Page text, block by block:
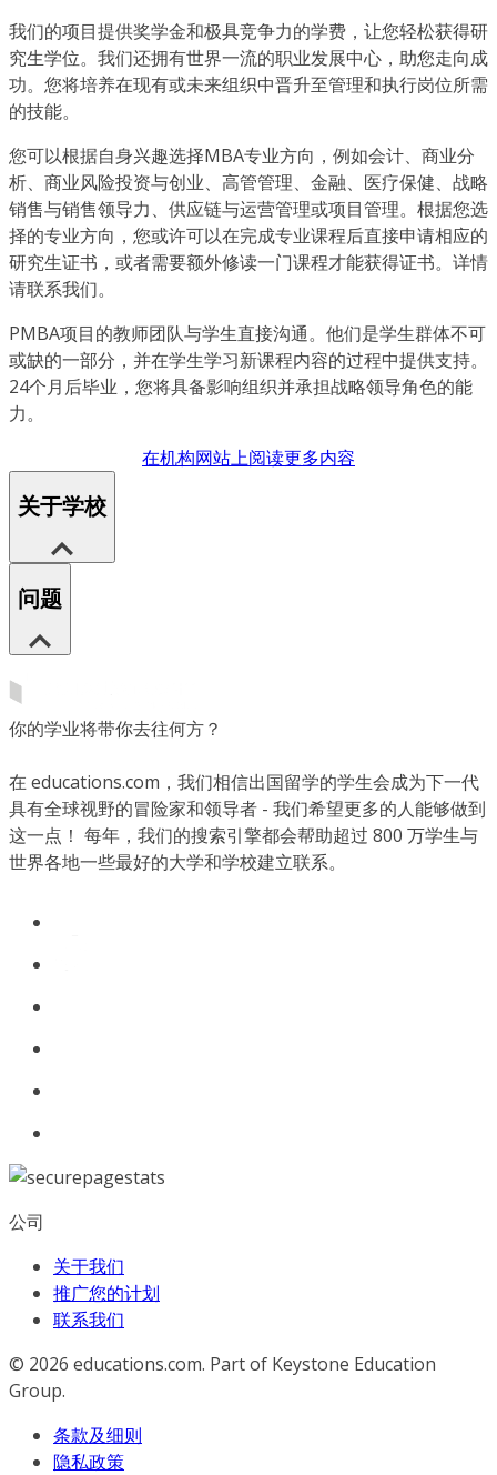
我们的项目提供奖学金和极具竞争力的学费，让您轻松获得研
究生学位。我们还拥有世界一流的职业发展中心，助您走向成
功。您将培养在现有或未来组织中晋升至管理和执行岗位所需
的技能。
您可以根据自身兴趣选择MBA专业方向，例如会计、商业分
析、商业风险投资与创业、高管管理、金融、医疗保健、战略
销售与销售领导力、供应链与运营管理或项目管理。根据您选
择的专业方向，您或许可以在完成专业课程后直接申请相应的
研究生证书，或者需要额外修读一门课程才能获得证书。详情
请联系我们。
PMBA项目的教师团队与学生直接沟通。他们是学生群体不可
或缺的一部分，并在学生学习新课程内容的过程中提供支持。
24个月后毕业，您将具备影响组织并承担战略领导角色的能
力。
在机构网站上阅读更多内容
关于学校
问题
你的学业将带你去往何方？
在 educations.com，我们相信出国留学的学生会成为下一代
具有全球视野的冒险家和领导者 - 我们希望更多的人能够做到
这一点！ 每年，我们的搜索引擎都会帮助超过 800 万学生与
世界各地一些最好的大学和学校建立联系。
公司
关于我们
推广您的计划
联系我们
© 2026 educations.com. Part of Keystone Education
Group.
条款及细则
隐私政策